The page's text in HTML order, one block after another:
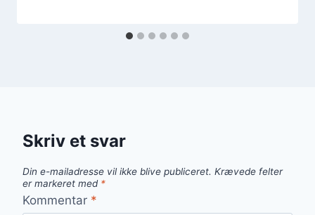
Skriv et svar
Din e-mailadresse vil ikke blive publiceret. Krævede felter
er markeret med *
Kommentar *